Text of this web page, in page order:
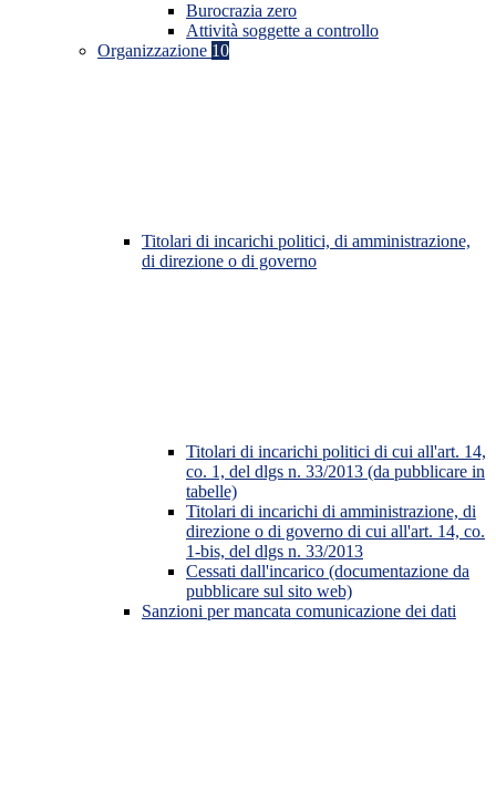
Burocrazia zero
Attività soggette a controllo
Organizzazione 10
Titolari di incarichi politici, di amministrazione,
di direzione o di governo
Titolari di incarichi politici di cui all'art. 14,
co. 1, del dlgs n. 33/2013 (da pubblicare in
tabelle)
Titolari di incarichi di amministrazione, di
direzione o di governo di cui all'art. 14, co.
1-bis, del dlgs n. 33/2013
Cessati dall'incarico (documentazione da
pubblicare sul sito web)
Sanzioni per mancata comunicazione dei dati